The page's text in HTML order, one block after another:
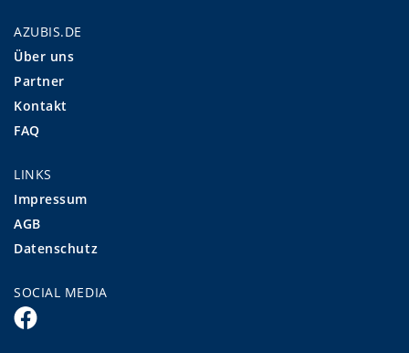
AZUBIS.DE
Über uns
Partner
Kontakt
FAQ
LINKS
Impressum
AGB
Datenschutz
SOCIAL MEDIA